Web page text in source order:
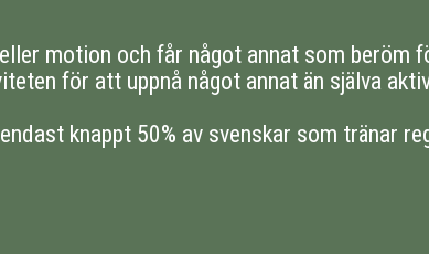
motion och får något annat som beröm
för att uppnå något annat än själva
knappt 50% av svenskar som tränar